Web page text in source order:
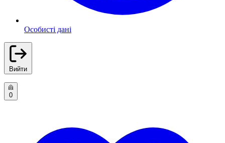
Особисті дані
Вийти
0